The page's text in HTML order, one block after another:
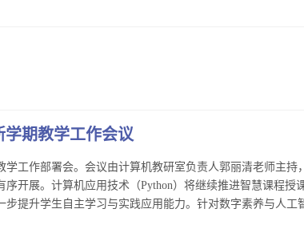
学期教学工作会议
工作部署会。会议由计算机教研室负责人郭丽清老师主持
开展。计算机应用技术（Python）将继续推进智慧课程授
提升学生自主学习与实践应用能力。针对数字素养与人工